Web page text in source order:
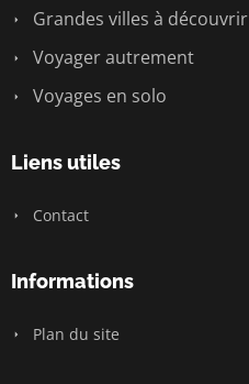
Grandes villes à découvrir
Voyager autrement
Voyages en solo
Liens utiles
Contact
Informations
Plan du site